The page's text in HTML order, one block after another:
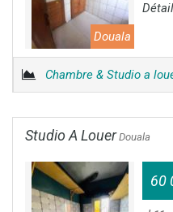
Douala
Chambre & Studio a
Studio A LouerDouala
60